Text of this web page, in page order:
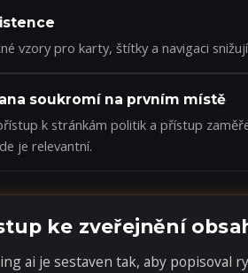
vzory pro karty, štítky a navigaci
soukromí na prvním místě
k stránkám politik a přístup
je relevantní.
ke zveřejnění
ai je sestaven tak, aby popisoval